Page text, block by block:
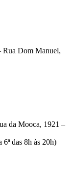
Rua Dom Manuel,
da Mooca, 1921 –
das 8h às 20h)